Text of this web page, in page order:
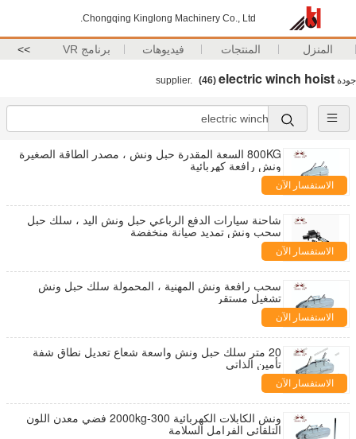
Chongqing Kinglong Machinery Co., Ltd.
المنزل المنتجات فيديوهات برنامج VR >>
جودة electric winch hoist
(46)
800KG السعة المقدرة حبل ونش ، مصدر الطاقة الصغيرة
ونش رافعة كهربائية
الاستفسار الآن
شاحنة سيارات الدفع الرباعي حبل ونش اليد ، سلك حبل
سحب ونش تمديد صيانة منخفضة
الاستفسار الآن
سحب رافعة ونش المهنية ، المحمولة سلك حبل ونش
تشغيل مستقر
الاستفسار الآن
20 متر سلك حبل ونش واسعة شعاع تعديل نطاق شفة
تأمين الذاتي
الاستفسار الآن
ونش الكابلات الكهربائية 300-2000kg فضي معدن اللون
التلقائي الفرامل السلامة